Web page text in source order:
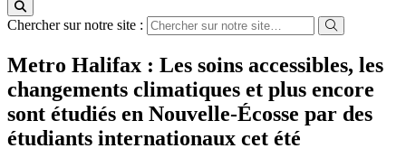
Chercher sur notre site :
Metro Halifax : Les soins accessibles, les
changements climatiques et plus encore
sont étudiés en Nouvelle-Écosse par des
étudiants internationaux cet été